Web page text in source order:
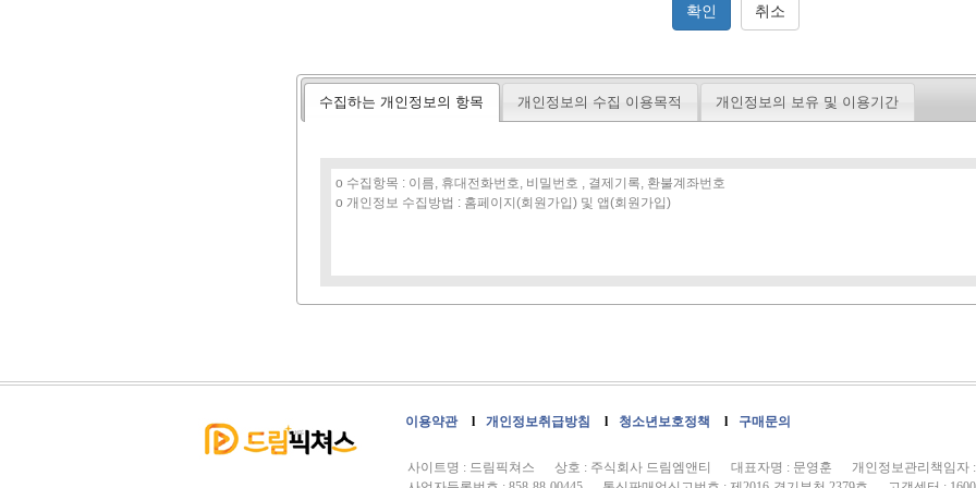
수집하는 개인정보의 항목 개인정보의 수집 이용목적 개인정보의 보유 및 이용기간
이용약관 l 개인정보취급방침 l 청소년보호정책 l 구매문의
사이트명 : 드림픽쳐스 상호 : 주식회사 드림엠앤티 대표자명 : 문영훈 개인정보관리책임자 :